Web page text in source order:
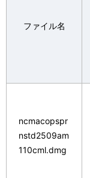
(１)弊社およ
関してい
の責任お
(１)弊社およ
お客様の
または予
損害賠償
  ８．その他
(１)お客様は
ファイル名
ncmacopspr
nstd2509am
110cml.dmg